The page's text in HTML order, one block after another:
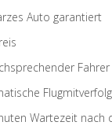
Auto garantiert
Fahrer
Wartezeit nach